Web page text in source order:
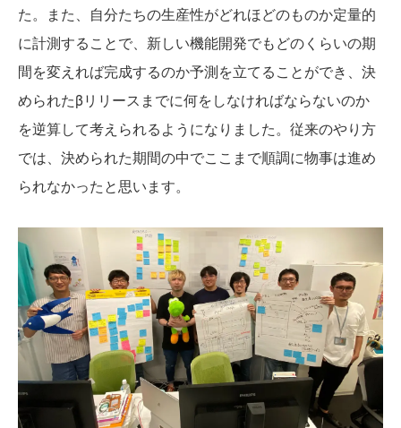
た。また、自分たちの生産性がどれほどのものか定量的
に計測することで、新しい機能開発でもどのくらいの期
間を変えれば完成するのか予測を立てることができ、決
められたβリリースまでに何をしなければならないのか
を逆算して考えられるようになりました。従来のやり方
では、決められた期間の中でここまで順調に物事は進め
られなかったと思います。